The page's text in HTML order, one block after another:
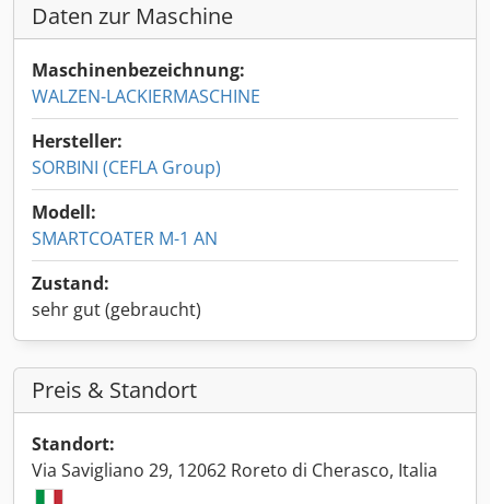
Daten zur Maschine
Maschinenbezeichnung:
WALZEN-LACKIERMASCHINE
Hersteller:
SORBINI (CEFLA Group)
Modell:
SMARTCOATER M-1 AN
Zustand:
sehr gut (gebraucht)
Preis & Standort
Standort:
Via Savigliano 29, 12062 Roreto di Cherasco, Italia